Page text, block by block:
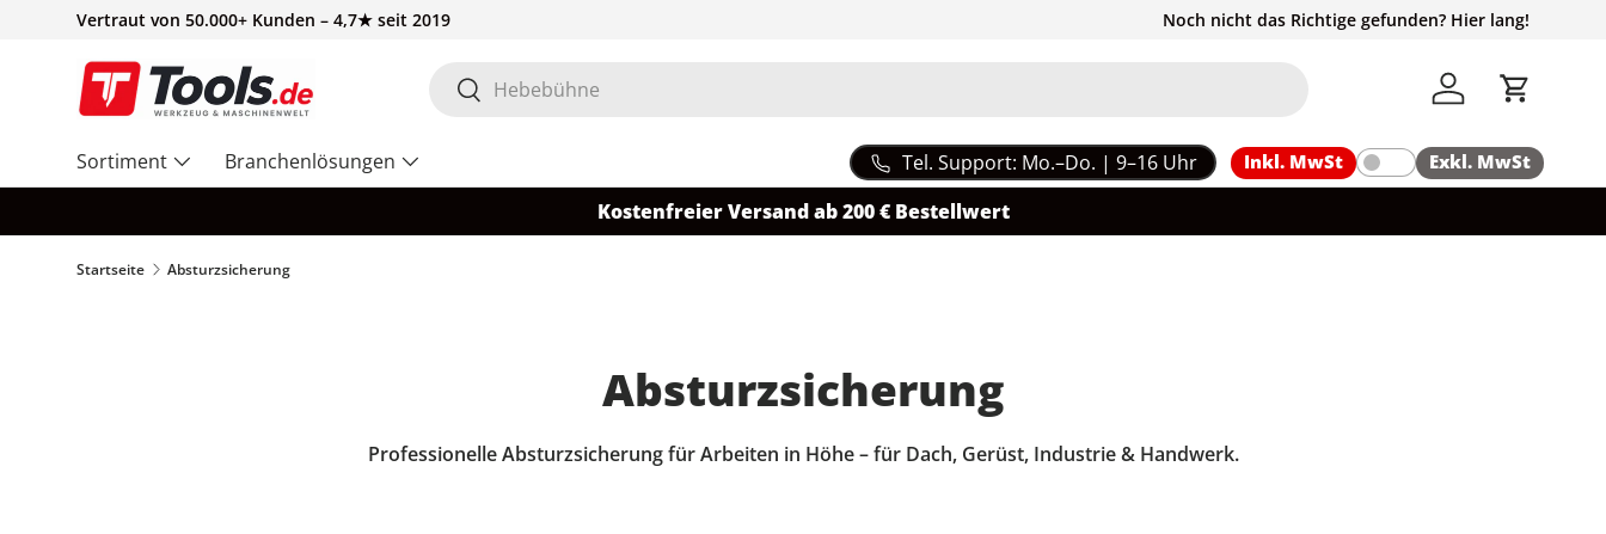
Vertraut von 50.000+ Kunden – 4,7★ seit 2019 Noch nicht das Richtige gefunden? Hier lang!
Suchen
Suchen Einloggen
Sortiment Branchenlösungen Tel. Support: Mo.–Do. | 9–16 Uhr Inkl. MwSt Exkl. MwSt
Kostenfreier Versand ab 200 € Bestellwert
Startseite Absturzsicherung
Absturzsicherung
Professionelle Absturzsicherung für Arbeiten in Höhe – für Dach, Gerüst, Industrie & Handwerk.